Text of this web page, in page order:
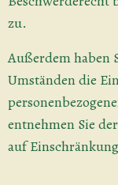
zu.
Außerdem haben
Umständen die
entnehmen Sie
auf